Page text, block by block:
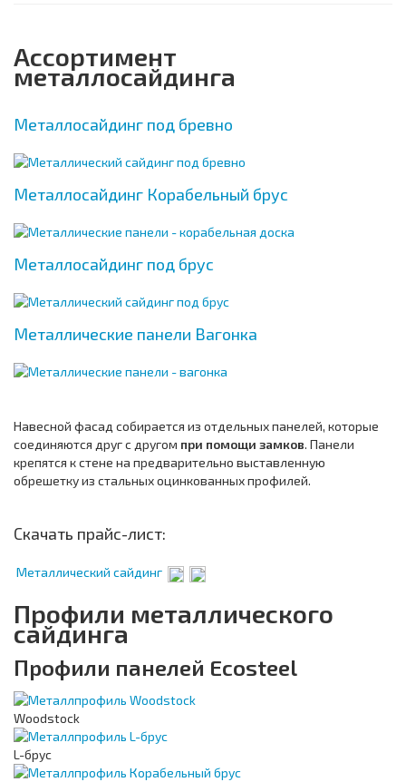
Ассортимент
металлосайдинга
Металлосайдинг под бревно
Металлосайдинг Корабельный брус
Металлосайдинг под брус
Металлические панели Вагонка
Навесной фасад собирается из отдельных панелей, которые
соединяются друг с другом при помощи замков. Панели
крепятся к стене на предварительно выставленную
обрешетку из стальных оцинкованных профилей.
Скачать прайс-лист:
Металлический сайдинг
Профили металлического
сайдинга
Профили панелей Ecosteel
Woodstock
L-брус